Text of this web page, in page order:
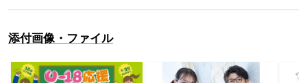
添付画像・ファイル